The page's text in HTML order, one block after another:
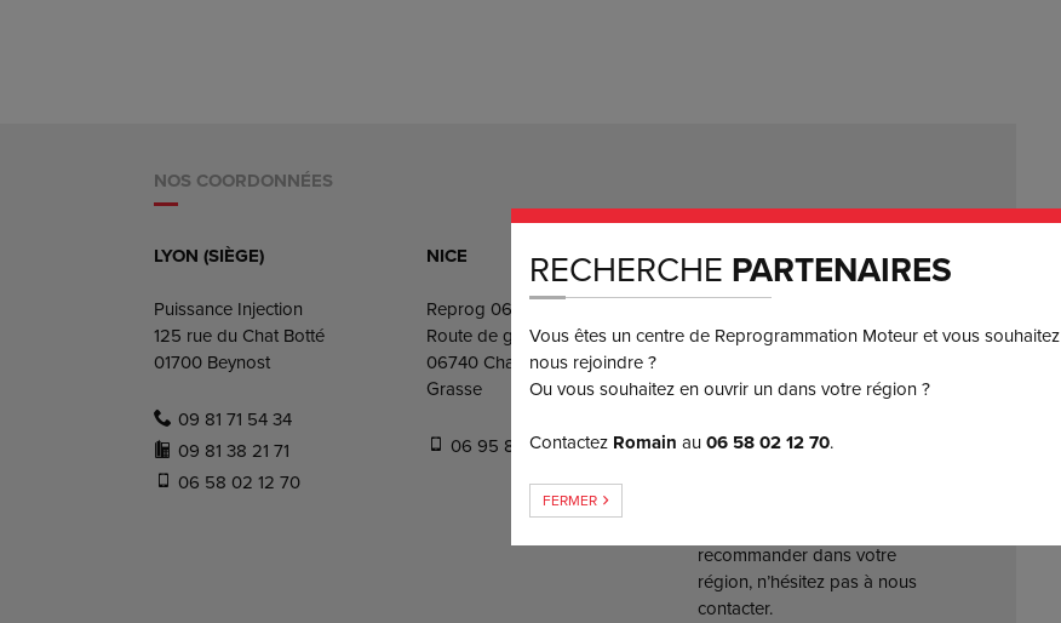
NOS COORDONNÉES
LYON (SIÈGE)
Puissance Injection
125 rue du Chat Botté
01700 Beynost
09 81 71 54 34
09 81 38 21 71
06 58 02 12 70
NICE
Reprog 06
Route de grasse
06740 Chateauneuf-
Grasse
06 95 80 78 69
ANNECY
690 Avenue du Centre
recommander dans votre
région, n’hésitez pas à nous
contacter.
RECHERCHE PARTENAIRES
Vous êtes un centre de Reprogrammation Moteur et vous souhaitez
nous rejoindre ?
Ou vous souhaitez en ouvrir un dans votre région ?
Contactez Romain au06 58 02 12 70.
FERMER